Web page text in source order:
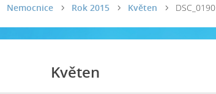
Nemocnice Rok 2015 Květen DSC_0190
Květen